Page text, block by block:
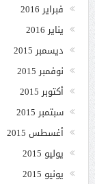
فبراير 2016
يناير 2016
ديسمبر 2015
نوفمبر 2015
أكتوبر 2015
سبتمبر 2015
أغسطس 2015
يوليو 2015
يونيو 2015